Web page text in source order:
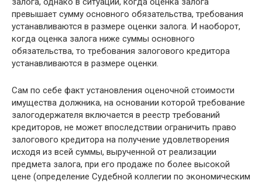
превышает сумму основного обязательства, требования
устанавливаются в размере оценки залога. И наоборот,
когда оценка залога ниже суммы основного
обязательства, то требования залогового кредитора
устанавливаются в размере оценки.
Cам по себе факт установления оценочной стоимости
имущества должника, на основании которой требование
залогодержателя включается в реестр требований
кредиторов, не может впоследствии ограничить право
залогового кредитора на получение удовлетворения
исходя из всей суммы, вырученной от реализации
предмета залога, при его продаже по более высокой
цене (определение Судебной коллегии по экономическим